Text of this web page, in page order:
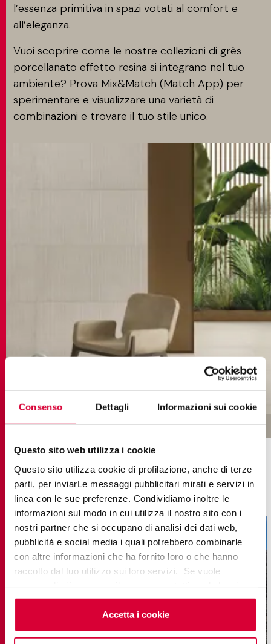
Consenso Dettagli Informazioni sui cookie
Questo sito web utilizza i cookie
Questo sito utilizza cookie di profilazione, anche di terze
parti, per inviarLe messaggi pubblicitari mirati e servizi in
linea con le sue preferenze. Condividiamo inoltre le
informazioni sul modo in cui utilizza il nostro sito con i
nostri partner che si occupano di analisi dei dati web,
pubblicità e social media i quali potrebbero combinarle
con altre informazioni che ha fornito loro o che hanno
raccolto dal tuo utilizzo sui loro servizi. Se vuole
cookieclicchi qui. Il consenso può essere espresso
cliccando sul tasto “Accetta i cookie”. Se non vuole i
cookie di profilazione può negare il consenso sul tasto
Accetta i cookie
l’essenza primitiva in spazi votati al comfort e
all’eleganza.
Vuoi scoprire come le nostre collezioni di grès
porcellanato effetto resina si integrano nel tuo
ambiente? Prova Mix&Match (Match App) per
sperimentare e visualizzare una varietà di
combinazioni e trovare il tuo stile unico.
PROGETTI REALIZZATI CON GRÈS
PORCELLANATO EFFETTO
RESINA